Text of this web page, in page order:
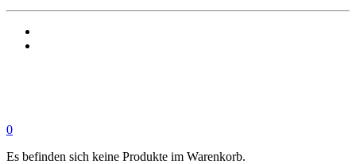
0
Es befinden sich keine Produkte im Warenkorb.